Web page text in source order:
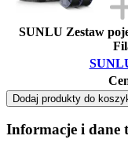
SUNLU Zestaw
Dodaj produkty do
Informacje i dane